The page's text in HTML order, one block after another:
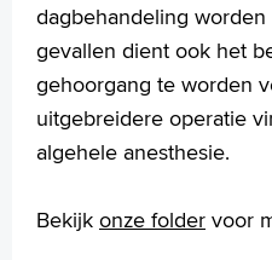
Stijgbeugel
Traanwegoperatie of
dagbehandeling
gevallen dient ook het
gehoorgang te worden
uitgebreidere operatie
algehele anesthesie.
Bekijk onze folder voor